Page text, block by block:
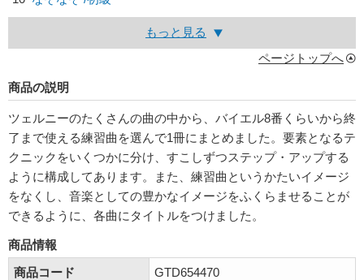
もっと見る
ページトップへ
商品の説明
ツェルニーのたくさんの曲の中から、バイエル8番くらいから終
了まで使える練習曲を選んで1冊にまとめました。要素となるテ
クニックをいくつかに分け、すこしずつステップ・アップする
ように構成してあります。また、練習曲というかたいイメージ
をなくし、音楽としての豊かなイメージをふくらませることが
できるように、各曲にタイトルをつけました。
商品情報
商品コード
GTD654470